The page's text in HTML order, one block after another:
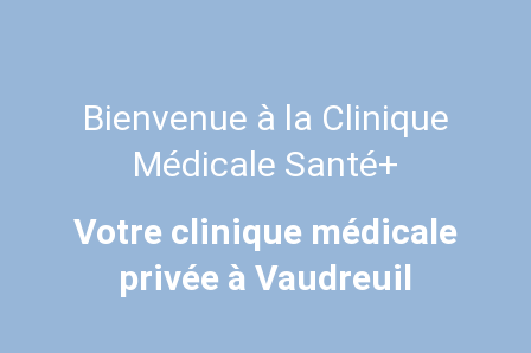
Bienvenue à la Clinique
Médicale Santé+
Votre clinique médicale
privée à Vaudreuil